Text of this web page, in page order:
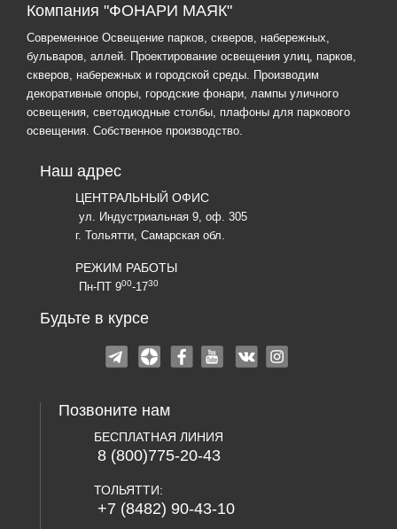
Компания "ФОНАРИ МАЯК"
Современное Освещение парков, скверов, набережных,
бульваров, аллей. Проектирование освещения улиц, парков,
скверов, набережных и городской среды. Производим
декоративные опоры, городские фонари, лампы уличного
освещения, светодиодные столбы, плафоны для паркового
освещения. Собственное производство.
Наш адрес
ЦЕНТРАЛЬНЫЙ ОФИС
ул. Индустриальная 9, оф. 305
г. Тольятти, Самарская обл.
РЕЖИМ РАБОТЫ
Пн-ПТ 900-1730
Будьте в курсе
Позвоните нам
БЕСПЛАТНАЯ ЛИНИЯ
8 (800)775-20-43
ТОЛЬЯТТИ:
+7 (8482) 90-43-10